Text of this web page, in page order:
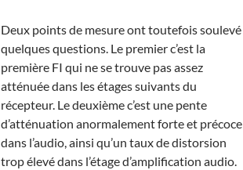
Deux points de mesure ont toutefois soulevé
quelques questions. Le premier c’est la
première FI qui ne se trouve pas assez
atténuée dans les étages suivants du
récepteur. Le deuxième c’est une pente
d’atténuation anormalement forte et précoce
dans l’audio, ainsi qu’un taux de distorsion
trop élevé dans l’étage d’amplification audio.